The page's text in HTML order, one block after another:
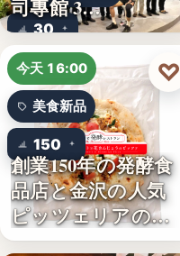
30
司專館 3…
今天 16:00
美食新品
150
創業150年の発酵食
品店と金沢の人気
ピッツェリアのコ
ラボ…
♡